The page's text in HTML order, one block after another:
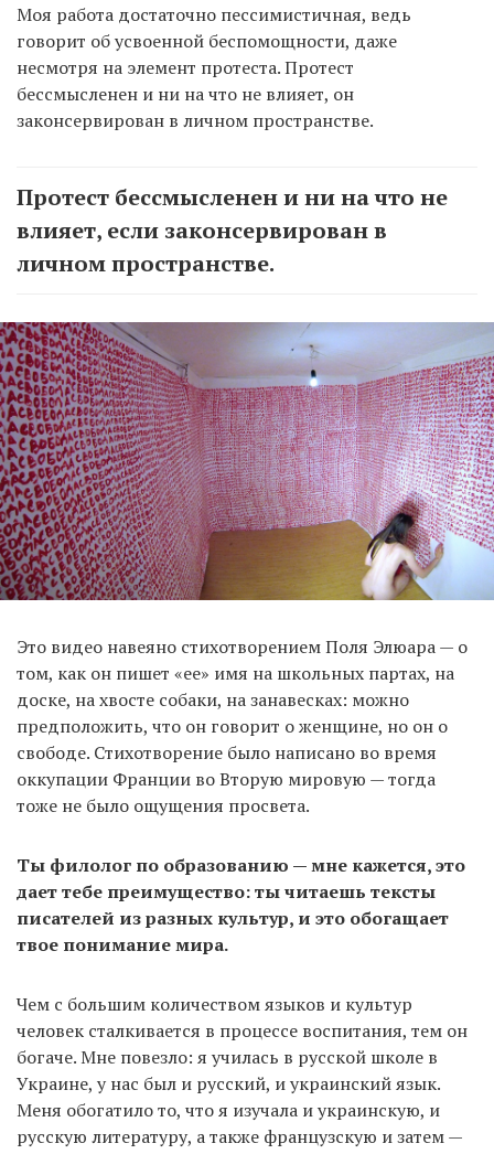
Моя работа достаточно пессимистичная, ведь
говорит об усвоенной беспомощности, даже
несмотря на элемент протеста. Протест
бессмысленен и ни на что не влияет, он
законсервирован в личном пространстве.
Протест бессмысленен и ни на что не
влияет, если законсервирован в
личном пространстве.
Это видео навеяно стихотворением Поля Элюара — о
том, как он пишет «ее» имя на школьных партах, на
доске, на хвосте собаки, на занавесках: можно
предположить, что он говорит о женщине, но он о
свободе. Стихотворение было написано во время
оккупации Франции во Вторую мировую — тогда
тоже не было ощущения просвета.
Ты филолог по образованию — мне кажется, это
дает тебе преимущество: ты читаешь тексты
писателей из разных культур, и это обогащает
твое понимание мира.
Чем с большим количеством языков и культур
человек сталкивается в процессе воспитания, тем он
богаче. Мне повезло: я училась в русской школе в
Украине, у нас был и русский, и украинский язык.
Меня обогатило то, что я изучала и украинскую, и
русскую литературу, а также французскую и затем —